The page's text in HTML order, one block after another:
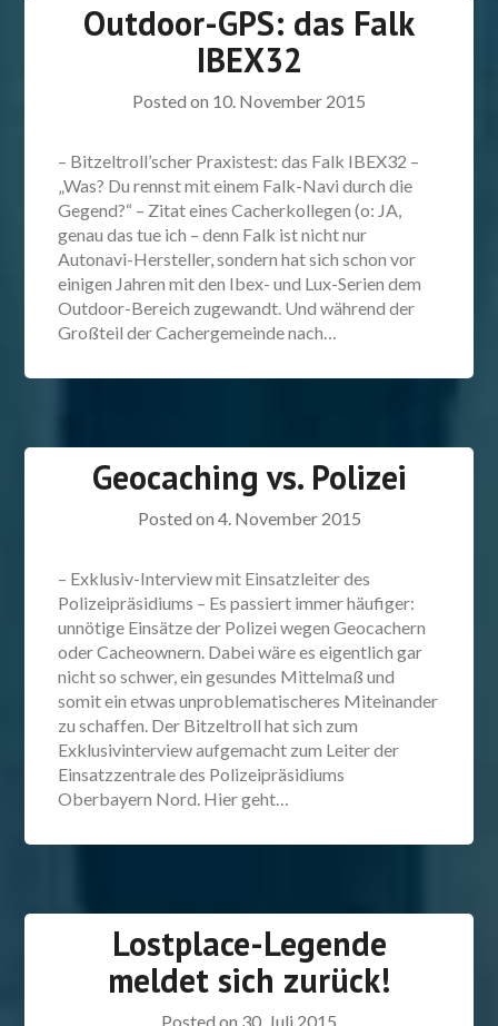
Outdoor-GPS: das Falk
IBEX32
Posted on 10. November 2015
– Bitzeltroll’scher Praxistest: das Falk IBEX32 –
„Was? Du rennst mit einem Falk-Navi durch die
Gegend?“ – Zitat eines Cacherkollegen (o: JA,
genau das tue ich – denn Falk ist nicht nur
Autonavi-Hersteller, sondern hat sich schon vor
einigen Jahren mit den Ibex- und Lux-Serien dem
Outdoor-Bereich zugewandt. Und während der
Großteil der Cachergemeinde nach…
Geocaching vs. Polizei
Posted on 4. November 2015
– Exklusiv-Interview mit Einsatzleiter des
Polizeipräsidiums – Es passiert immer häufiger:
unnötige Einsätze der Polizei wegen Geocachern
oder Cacheownern. Dabei wäre es eigentlich gar
nicht so schwer, ein gesundes Mittelmaß und
somit ein etwas unproblematischeres Miteinander
zu schaffen. Der Bitzeltroll hat sich zum
Exklusivinterview aufgemacht zum Leiter der
Einsatzzentrale des Polizeipräsidiums
Oberbayern Nord. Hier geht…
Lostplace-Legende
meldet sich zurück!
Posted on 30. Juli 2015